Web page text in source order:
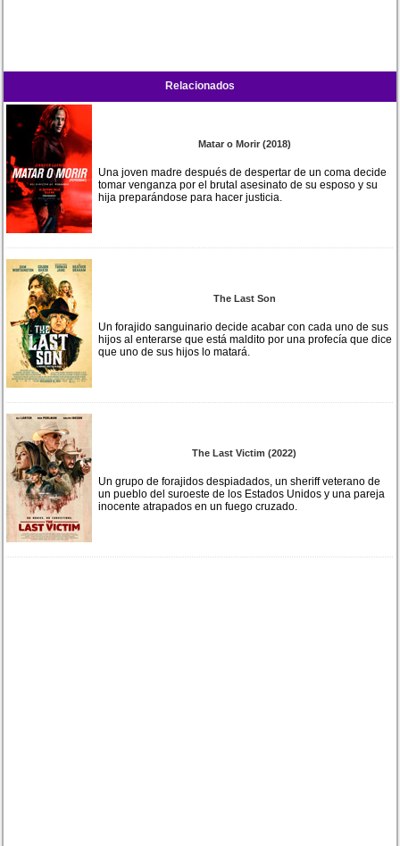
Relacionados
Matar o Morir (2018)
Una joven madre después de despertar de un coma decide
tomar venganza por el brutal asesinato de su esposo y su
hija preparándose para hacer justicia.
The Last Son
Un forajido sanguinario decide acabar con cada uno de sus
hijos al enterarse que está maldito por una profecía que dice
que uno de sus hijos lo matará.
The Last Victim (2022)
Un grupo de forajidos despiadados, un sheriff veterano de
un pueblo del suroeste de los Estados Unidos y una pareja
inocente atrapados en un fuego cruzado.